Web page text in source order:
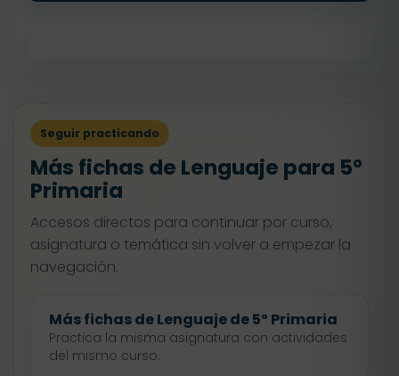
Seguir practicando
Más fichas de Lenguaje para 5º
Primaria
Accesos directos para continuar por curso,
asignatura o temática sin volver a empezar la
navegación.
Más fichas de Lenguaje de 5º Primaria
Practica la misma asignatura con actividades
del mismo curso.